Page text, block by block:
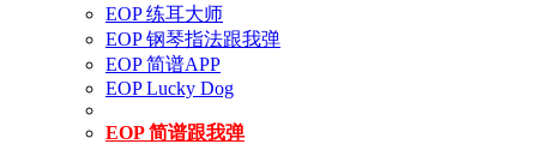
EOP 练耳大师
EOP 钢琴指法跟我弹
EOP 简谱APP
EOP Lucky Dog
EOP 简谱跟我弹